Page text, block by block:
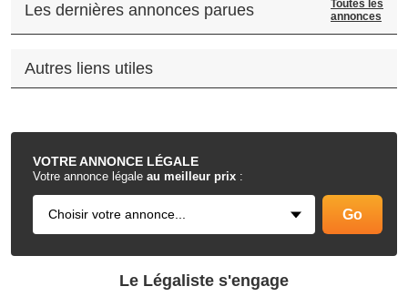
VOTREANNONCE LÉGALE
Votre annonce légale au meilleur prix :
Les dernières annonces parues
Toutes les
annonces
Autres liens utiles
.
Le Légaliste s'engage